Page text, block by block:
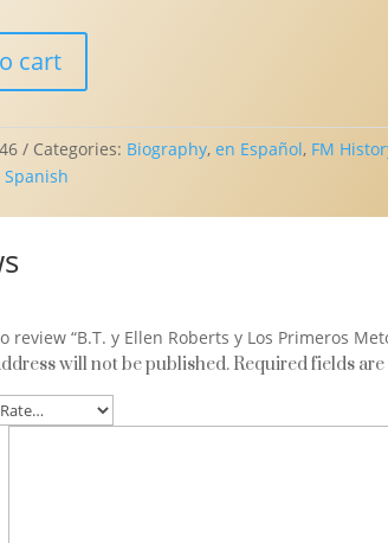
cart
Categories: Biography, en Español, FM
Spanish
review “B.T. y Ellen Roberts y Los Primeros
will not be published. Required fields